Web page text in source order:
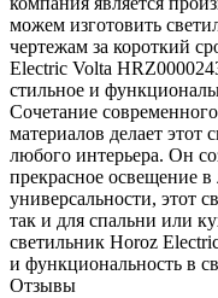
можем изготовить
чертежам за короткий
Electric Volta
стильное и
Сочетание
материалов делает
любого интерьера. Он
прекрасное освещение
универсальности, этот
так и для спальни или
светильник Horoz
и функциональность в
Отзывы